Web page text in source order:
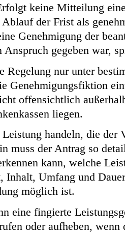
keine Mitteilung
der Frist als
Genehmigung der
Anspruch gegeben war,
Regelung nur unter
Genehmigungsfiktion
offensichtlich
liegen.
handeln, die der
muss der Antrag so
kann, welche
Inhalt, Umfang und
möglich ist.
eine fingierte
oder aufheben, wenn